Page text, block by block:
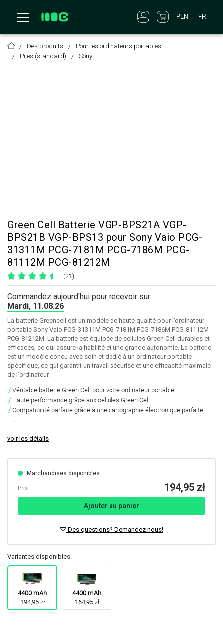
PLN FR
Des produits
Pour les ordinateurs portables
Piles (standard)
Sony
Green Cell Batterie VGP-BPS21A VGP-
BPS21B VGP-BPS13 pour Sony Vaio PCG-
31311M PCG-7181M PCG-7186M PCG-
81112M PCG-81212M
(21)
Commandez aujourd'hui pour recevoir sur:
Mardi, 11.08.26
La batterie Greencell est un modèle de haute qualité pour l’ordinateur
portable Sony Vaio PCG-31311M PCG-7181M PCG-7186M PCG-81112M
PCG-81212M. La batterie est équipée de cellules Green Cell durables et
efficaces, ce qui assure la fiabilité et une grande autonomie. La batterie
est un modèle conçu avec soin et dédié à un ordinateur portable
spécifique, ce qui garantit un travail sécurisé et une efficacité maximale
de l'ordinateur.
Véritable batterie Green Cell pour votre ordinateur portable
Haute performance grâce aux cellules Green Cell
Compatibilité parfaite grâce à une cartographie électronique parfaite
.
voir les détails
Marchandises disponibles.
Prix: 194,95 zł
Ajouter au panier
Des questions? Demandez nous!
Variantes disponibles:
4400 mAh
194,95 zł
4400 mAh
164,95 zł